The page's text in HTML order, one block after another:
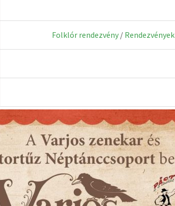
Folklór rendezvény / Rendezvények